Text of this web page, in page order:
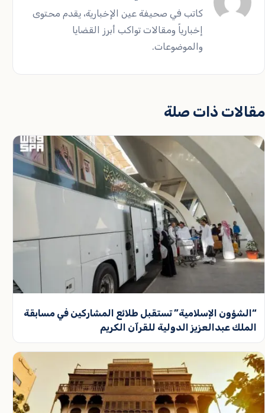
كاتب في صحيفة عين الإخبارية، يقدم محتوى
إخبارياً ومقالات تواكب أبرز القضايا
والموضوعات.
مقالات ذات صلة
“الشؤون الإسلامية” تستقبل طلائع المشاركين في مسابقة
الملك عبدالعزيز الدولية للقرآن الكريم